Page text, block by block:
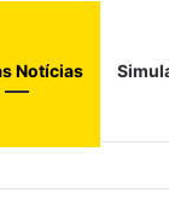
Notícias